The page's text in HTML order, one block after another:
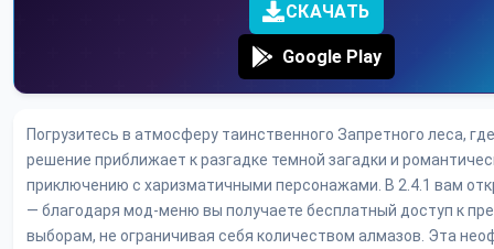
СКАЧАТЬ
Google Play
Погрузитесь в атмосферу таинственного Запретного леса,
решение приближает к разгадке темной загадки и
приключению с харизматичными персонажами. В 2.4.1 вам
— благодаря мод-меню вы получаете бесплатный доступ к
выборам, не ограничивая себя количеством алмазов. Эта